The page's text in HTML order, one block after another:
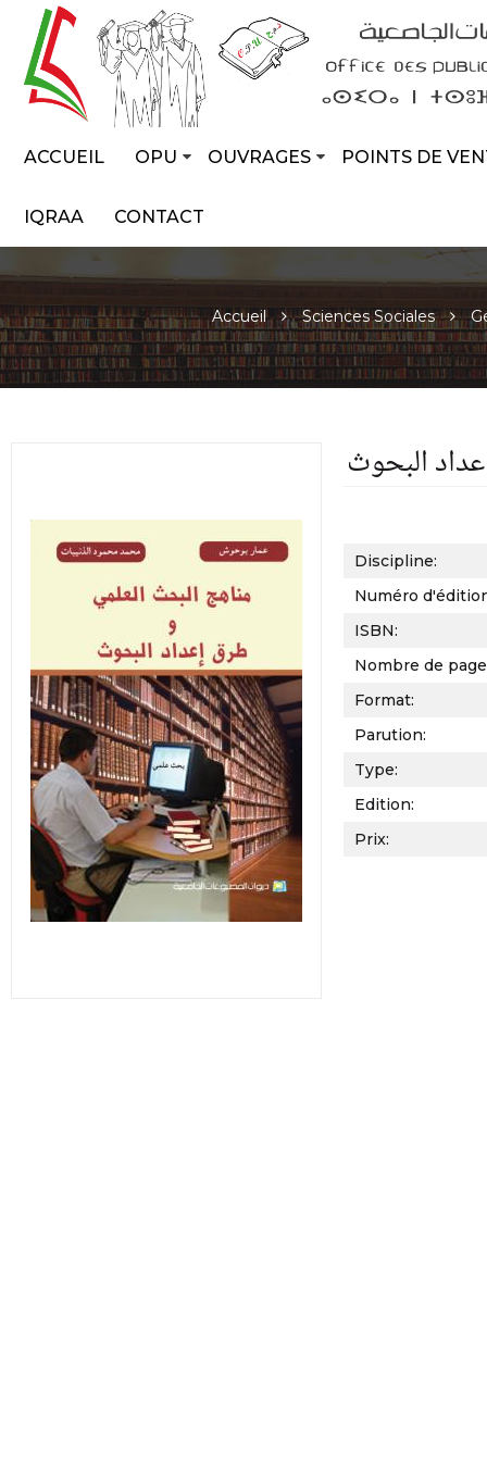
ACCUEIL OPU OUVRAGES POINTS DE
IQRAA CONTACT
Accueil Sciences Sociales
البحوث
Discipline:
Numéro
ISBN:
Nombre de
Format:
Parution:
Type:
Edition:
Prix: